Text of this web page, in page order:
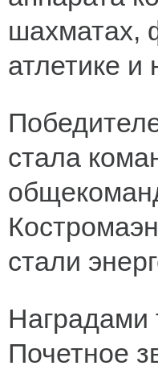
шахматах,
атлетике и
стала
стали
Наградами
Почетное